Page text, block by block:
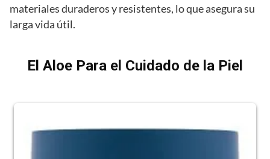
materiales duraderos y resistentes, lo que asegura su
larga vida útil.
El Aloe Para el Cuidado de la Piel